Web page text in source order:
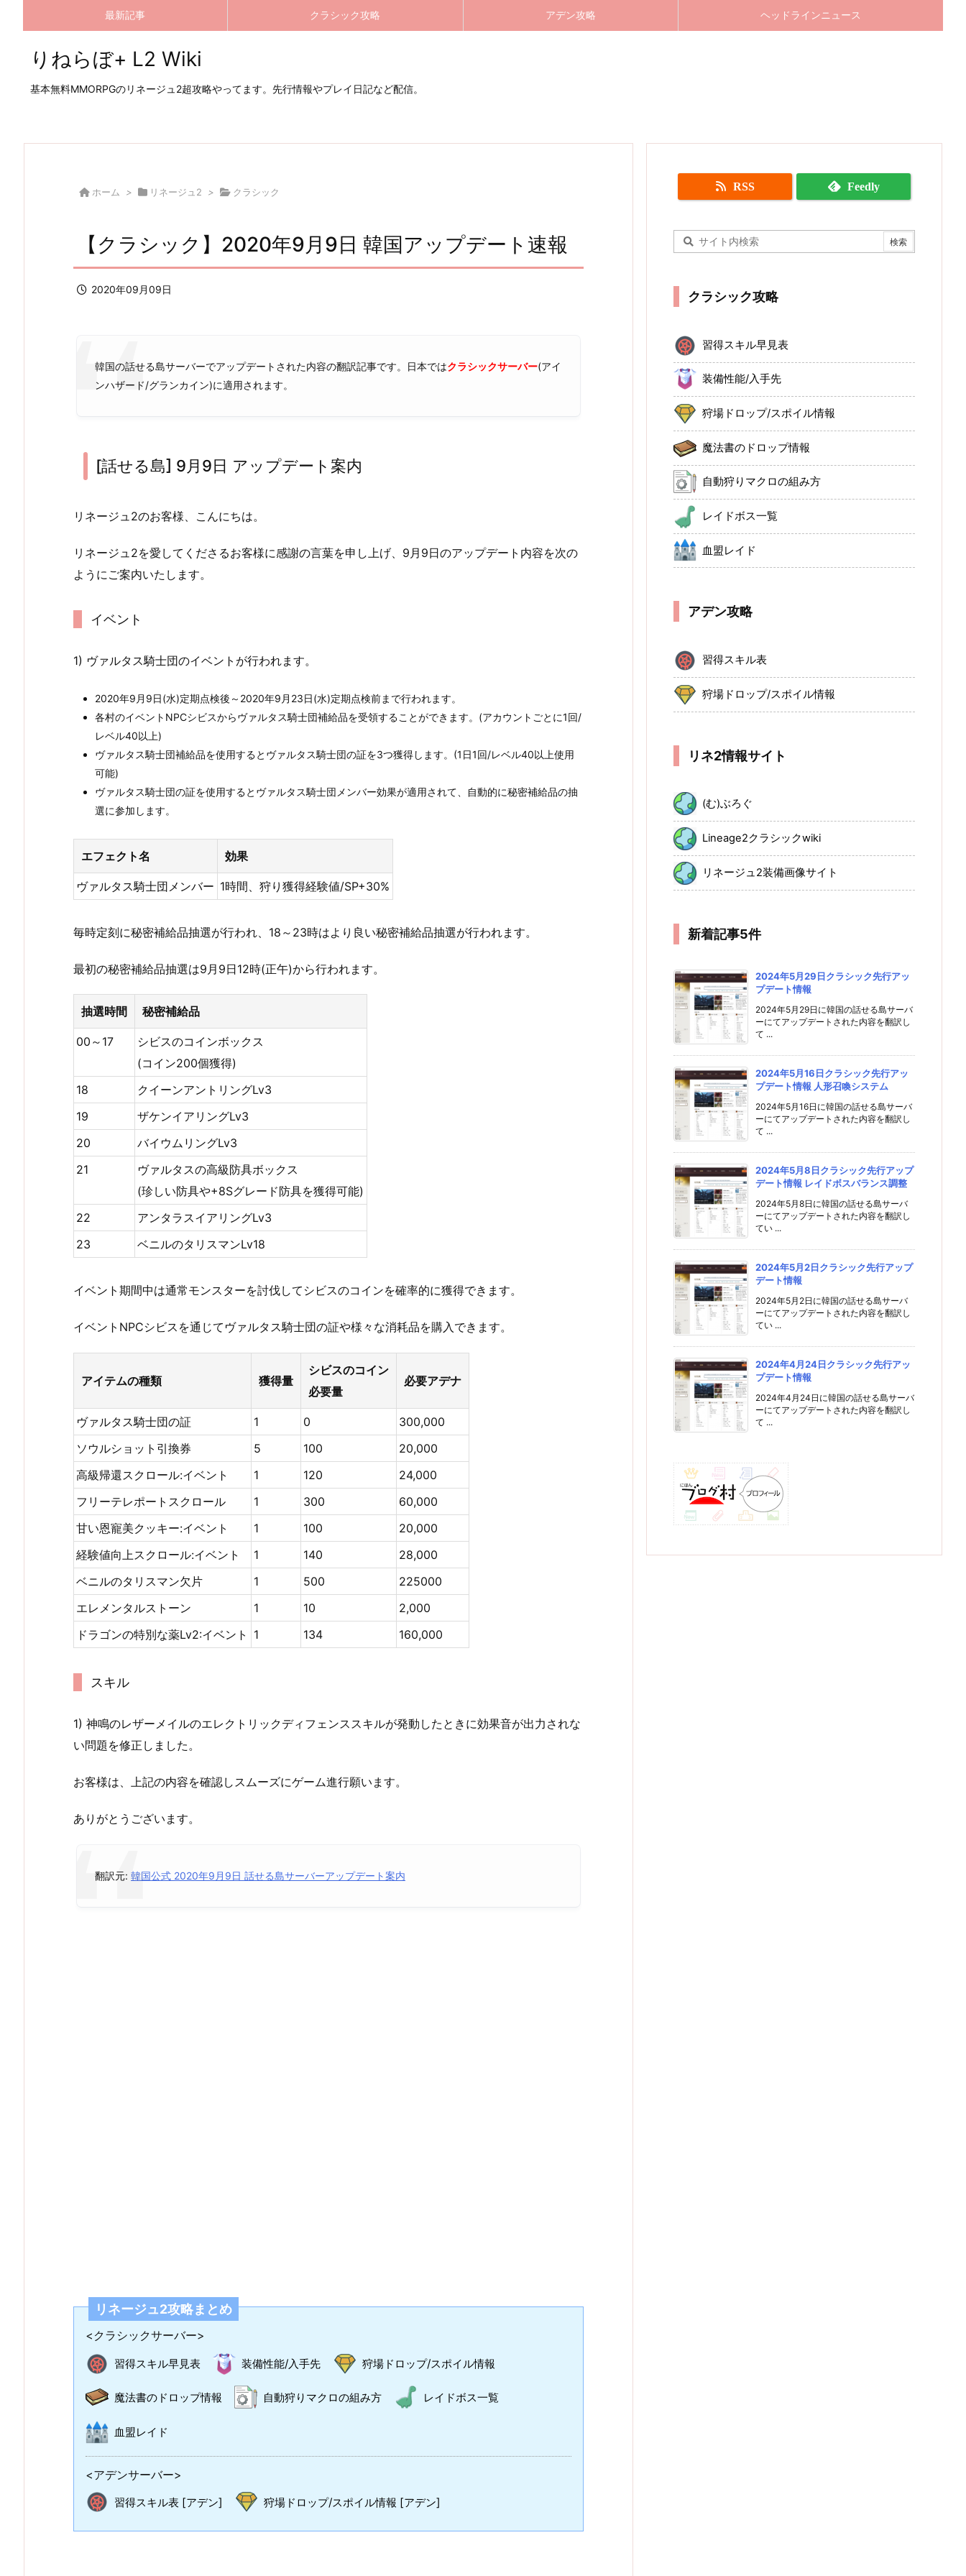
最新記事 クラシック攻略 アデン攻略 ヘッドラインニュース
りねらぼ+ L2 Wiki
基本無料MMORPGのリネージュ2超攻略やってます。先行情報やプレイ日記など配信。
ホーム > リネージュ2 > クラシック
【クラシック】2020年9月9日 韓国アップデート速報
2020年09月09日
韓国の話せる島サーバーでアップデートされた内容の翻訳記事です。日本ではクラシックサーバー(アイ
ンハザード/グランカイン)に適用されます。
[話せる島] 9月9日 アップデート案内
リネージュ2のお客様、こんにちは。
リネージュ2を愛してくださるお客様に感謝の言葉を申し上げ、9月9日のアップデート内容を次の
ようにご案内いたします。
イベント
1) ヴァルタス騎士団のイベントが行われます。
2020年9月9日(水)定期点検後～2020年9月23日(水)定期点検前まで行われます。
各村のイベントNPCシビスからヴァルタス騎士団補給品を受領することができます。(アカウントごとに1回/
レベル40以上)
ヴァルタス騎士団補給品を使用するとヴァルタス騎士団の証を3つ獲得します。(1日1回/レベル40以上使用
可能)
ヴァルタス騎士団の証を使用するとヴァルタス騎士団メンバー効果が適用されて、自動的に秘密補給品の抽
選に参加します。
エフェクト名 効果
ヴァルタス騎士団メンバー 1時間、狩り獲得経験値/SP+30%
毎時定刻に秘密補給品抽選が行われ、18～23時はより良い秘密補給品抽選が行われます。
最初の秘密補給品抽選は9月9日12時(正午)から行われます。
抽選時間 秘密補給品
00～17
シビスのコインボックス
(コイン200個獲得)
18
クイーンアントリングLv3
19
ザケンイアリングLv3
20
バイウムリングLv3
21
ヴァルタスの高級防具ボックス
(珍しい防具や+8Sグレード防具を獲得可能)
22
アンタラスイアリングLv3
23
ベニルのタリスマンLv18
イベント期間中は通常モンスターを討伐してシビスのコインを確率的に獲得できます。
イベントNPCシビスを通じてヴァルタス騎士団の証や様々な消耗品を購入できます。
アイテムの種類 獲得量
シビスのコイン
必要量
必要アデナ
ヴァルタス騎士団の証 1 0
300,000
ソウルショット引換券
5 100
20,000
高級帰還スクロール:イベント
1 120
24,000
フリーテレポートスクロール
1 300
60,000
甘い恩寵美クッキー:イベント
1 100
20,000
経験値向上スクロール:イベント
1 140
28,000
ベニルのタリスマン欠片
1 500
225000
エレメンタルストーン
1 10
2,000
ドラゴンの特別な薬Lv2:イベント
1 134 160,000
スキル
1) 神鳴のレザーメイルのエレクトリックディフェンススキルが発動したときに効果音が出力されな
い問題を修正しました。
お客様は、上記の内容を確認しスムーズにゲーム進行願います。
ありがとうございます。
翻訳元: 韓国公式 2020年9月9日 話せる島サーバーアップデート案内
リネージュ2攻略まとめ
<クラシックサーバー>
習得スキル早見表 装備性能/入手先 狩場ドロップ/スポイル情報
魔法書のドロップ情報 自動狩りマクロの組み方 レイドボス一覧
血盟レイド
<アデンサーバー>
習得スキル表 [アデン] 狩場ドロップ/スポイル情報 [アデン]
RSS Feedly
クラシック攻略
習得スキル早見表
装備性能/入手先
狩場ドロップ/スポイル情報
魔法書のドロップ情報
自動狩りマクロの組み方
レイドボス一覧
血盟レイド
アデン攻略
習得スキル表
狩場ドロップ/スポイル情報
リネ2情報サイト
(む)ぶろぐ
Lineage2クラシックwiki
リネージュ2装備画像サイト
新着記事5件
2024年5月29日クラシック先行アッ
プデート情報
2024年5月29日に韓国の話せる島サーバ
ーにてアップデートされた内容を翻訳し
て ...
2024年5月16日クラシック先行アッ
プデート情報 人形召喚システム
2024年5月16日に韓国の話せる島サーバ
ーにてアップデートされた内容を翻訳し
て ...
2024年5月8日クラシック先行アップ
デート情報 レイドボスバランス調整
2024年5月8日に韓国の話せる島サーバ
ーにてアップデートされた内容を翻訳し
てい ...
2024年5月2日クラシック先行アップ
デート情報
2024年5月2日に韓国の話せる島サーバ
ーにてアップデートされた内容を翻訳し
てい ...
2024年4月24日クラシック先行アッ
プデート情報
2024年4月24日に韓国の話せる島サーバ
ーにてアップデートされた内容を翻訳し
て ...